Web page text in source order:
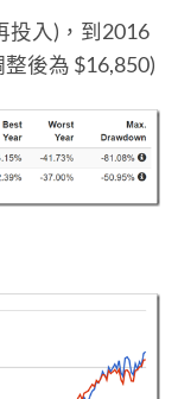
投入)，到2016
後為 $16,850)